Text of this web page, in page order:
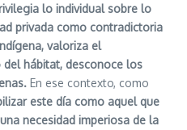
lo individual sobre lo
privada como contradictoria
valoriza el
hábitat, desconoce los
En ese contexto, como
este día como aquel que
necesidad imperiosa de la